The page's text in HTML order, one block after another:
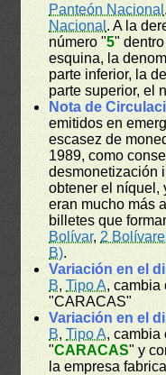
Panteón Nacional
Nacional . A la
número "5"
esquina, la
parte inferior, la
parte superior, el
Nota de
emitidos en
escasez de
1989, como
desmonetización
obtener el níquel,
eran mucho más
billetes que
Bolívar, 2
B).
Variación en el
B,Tipo A, cambia
"CARACAS"
Variación en el
B,Tipo A, cambia
"CARACAS" y
la empresa